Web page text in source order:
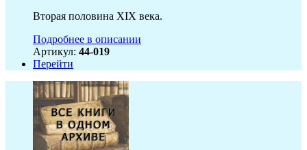
Вторая половина XIX века.
Подробнее в описании
Артикул: 44-019
Перейти